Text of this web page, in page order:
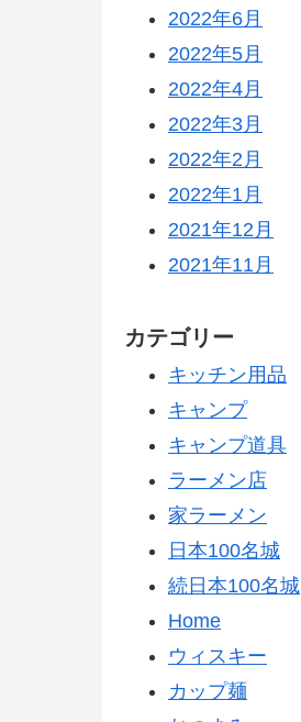
2022年6月
2022年5月
2022年4月
2022年3月
2022年2月
2022年1月
2021年12月
2021年11月
カテゴリー
キッチン用品
キャンプ
キャンプ道具
ラーメン店
家ラーメン
日本100名城
続日本100名城
Home
ウィスキー
カップ麺